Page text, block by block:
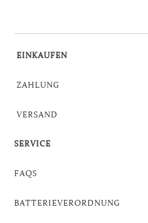
EINKAUFEN
ZAHLUNG
VERSAND
SERVICE
FAQS
BATTERIEVERORDNUNG